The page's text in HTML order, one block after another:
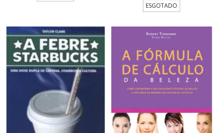
ESGOTADO